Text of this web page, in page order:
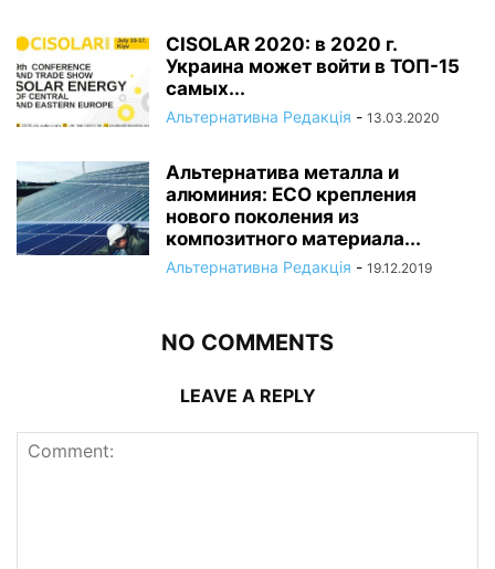
CISOLAR 2020: в 2020 г.
Украина может войти в ТОП-15
самых...
Альтернативна Редакція - 13.03.2020
Альтернатива металла и
алюминия: ECO крепления
нового поколения из
композитного материала...
Альтернативна Редакція - 19.12.2019
NO COMMENTS
LEAVE A REPLY